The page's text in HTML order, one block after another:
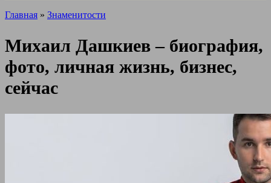
Главная » Знаменитости
Михаил Дашкиев – биография,
фото, личная жизнь, бизнес,
сейчас